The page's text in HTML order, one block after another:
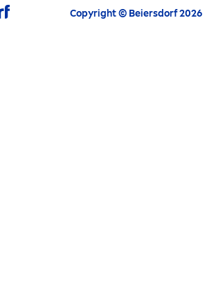
Pflegetipps,
Copyright © Beiersdorf 2026